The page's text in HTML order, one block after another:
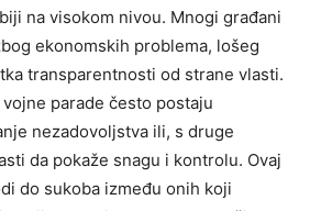
na visokom nivou. Mnogi građani
ekonomskih problema, lošeg
transparentnosti od strane vlasti.
parade često postaju
nezadovoljstva ili, s druge
da pokaže snagu i kontrolu. Ovaj
do sukoba između onih koji